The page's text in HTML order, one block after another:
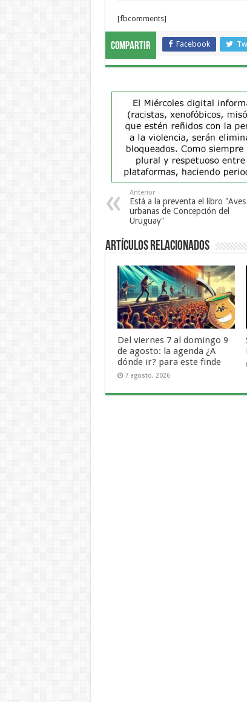
[fbcomments]
Compartir Facebook
Anterior
Está a la preventa el libro "Aves
urbanas de Concepción del
Uruguay"
Artículos Relacionados
Del viernes 7 al domingo 9
de agosto: la agenda ¿A
dónde ir? para este finde
7 agosto, 2026